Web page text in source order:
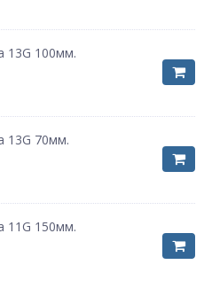
13G 100мм.
13G 70мм.
11G 150мм.